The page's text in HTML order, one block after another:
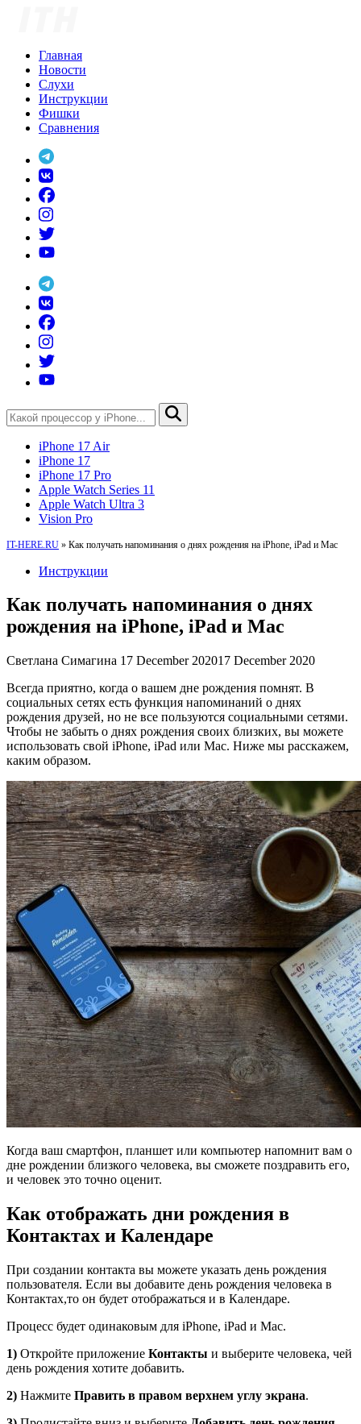
Главная
Новости
Слухи
Инструкции
Фишки
Сравнения
iPhone 17 Air
iPhone 17
iPhone 17 Pro
Apple Watch Series 11
Apple Watch Ultra 3
Vision Pro
IT-HERE.RU » Как получать напоминания о днях рождения на iPhone, iPad и Mac
Инструкции
Как получать напоминания о днях
рождения на iPhone, iPad и Mac
Светлана Симагина 17 December 202017 December 2020
Всегда приятно, когда о вашем дне рождения помнят. В
социальных сетях есть функция напоминаний о днях
рождения друзей, но не все пользуются социальными сетями.
Чтобы не забыть о днях рождения своих близких, вы можете
использовать свой iPhone, iPad или Mac. Ниже мы расскажем,
каким образом.
Когда ваш смартфон, планшет или компьютер напомнит вам о
дне рождении близкого человека, вы сможете поздравить его,
и человек это точно оценит.
Как отображать дни рождения в
Контактах и Календаре
При создании контакта вы можете указать день рождения
пользователя. Если вы добавите день рождения человека в
Контактах,то он будет отображаться и в Календаре.
Процесс будет одинаковым для iPhone, iPad и Mac.
1) Откройте приложение Контакты и выберите человека, чей
день рождения хотите добавить.
2) Нажмите Править в правом верхнем углу экрана.